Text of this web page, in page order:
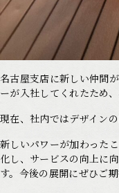
名古屋支店に新しい仲間
ーが入社してくれたため
現在、社内ではデザイン
新しいパワーが加わった
化し、サービスの向上に
す。今後の展開にぜひご